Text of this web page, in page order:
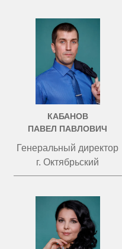
КАБАНОВ
ПАВЕЛ ПАВЛОВИЧ
Генеральный директор
г. Октябрьский